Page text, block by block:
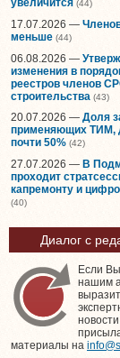
увеличится (44)
17.07.2026 —
меньше (44)
06.08.2026 —
изменения в
реестров членов
строительства (43)
20.07.2026 — Доля
применяющих ТИМ,
почти 50% (42)
27.07.2026 — В
проходит
капремонту и
(40)
Диалог с
Если
нашим
материалы на